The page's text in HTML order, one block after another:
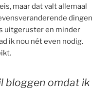
maar dat valt allemaal
dingen
uitgeruster en minder
ik nou nét even nodig.
bloggen omdat ik